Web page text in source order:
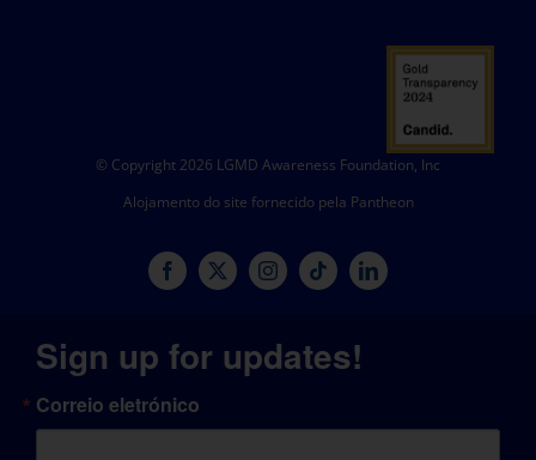
© Copyright 2026 LGMD Awareness Foundation, Inc
Alojamento do site fornecido pela Pantheon
Sign up for updates!
Correio eletrónico